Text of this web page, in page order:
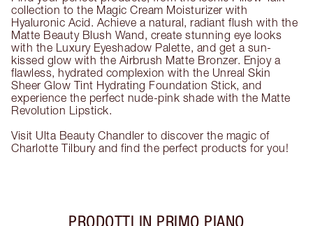
collection to the Magic Cream Moisturizer with
Hyaluronic Acid. Achieve a natural, radiant flush with the
Matte Beauty Blush Wand, create stunning eye looks
with the Luxury Eyeshadow Palette, and get a sun-
kissed glow with the Airbrush Matte Bronzer. Enjoy a
flawless, hydrated complexion with the Unreal Skin
Sheer Glow Tint Hydrating Foundation Stick, and
experience the perfect nude-pink shade with the Matte
Revolution Lipstick.
Visit Ulta Beauty Chandler to discover the magic of
Charlotte Tilbury and find the perfect products for you!
PRODOTTI IN PRIMO PIANO